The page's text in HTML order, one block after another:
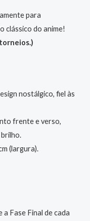
para
clássico do anime!
nostálgico, fiel às
frente e verso,
(largura).
Fase Final de cada